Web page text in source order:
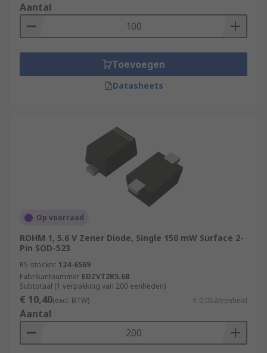
Aantal
Toevoegen
Datasheets
Op voorraad
ROHM 1, 5.6 V Zener Diode, Single 150 mW Surface 2-
Pin SOD-523
RS-stocknr. 124-6569
Fabrikantnummer EDZVT2R5.6B
Subtotaal (1 verpakking van 200 eenheden)
€ 10,40(excl. BTW) € 0,052/eenheid
Aantal